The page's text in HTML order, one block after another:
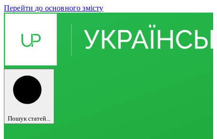
Перейти до основного змісту
Пошук статей...